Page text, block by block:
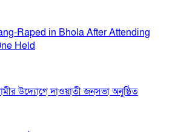
Raped in Bhola After Attending
Held
উদ্যোগে দাওয়াতী জনসভা অনুষ্ঠিত